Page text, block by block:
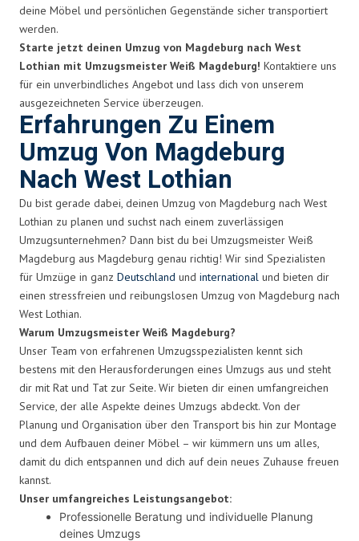
deine Möbel und persönlichen Gegenstände sicher transportiert
werden.
Starte jetzt deinen Umzug von Magdeburg nach West
Lothian mit Umzugsmeister Weiß Magdeburg! Kontaktiere uns
für ein unverbindliches Angebot und lass dich von unserem
ausgezeichneten Service überzeugen.
Erfahrungen Zu Einem
Umzug Von Magdeburg
Nach West Lothian
Du bist gerade dabei, deinen Umzug von Magdeburg nach West
Lothian zu planen und suchst nach einem zuverlässigen
Umzugsunternehmen? Dann bist du bei Umzugsmeister Weiß
Magdeburg aus Magdeburg genau richtig! Wir sind Spezialisten
für Umzüge in ganz Deutschland und international und bieten dir
einen stressfreien und reibungslosen Umzug von Magdeburg nach
West Lothian.
Warum Umzugsmeister Weiß Magdeburg?
Unser Team von erfahrenen Umzugsspezialisten kennt sich
bestens mit den Herausforderungen eines Umzugs aus und steht
dir mit Rat und Tat zur Seite. Wir bieten dir einen umfangreichen
Service, der alle Aspekte deines Umzugs abdeckt. Von der
Planung und Organisation über den Transport bis hin zur Montage
und dem Aufbauen deiner Möbel – wir kümmern uns um alles,
damit du dich entspannen und dich auf dein neues Zuhause freuen
kannst.
Unser umfangreiches Leistungsangebot:
Professionelle Beratung und individuelle Planung
deines Umzugs